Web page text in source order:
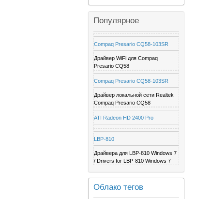
Популярное
Compaq Presario CQ58-103SR
Драйвер WiFi для Compaq
Presario CQ58
Compaq Presario CQ58-103SR
Драйвер локальной сети Realtek
Compaq Presario CQ58
ATI Radeon HD 2400 Pro
LBP-810
Драйвера для LBP-810 Windows 7
/ Drivers for LBP-810 Windows 7
Облако тегов